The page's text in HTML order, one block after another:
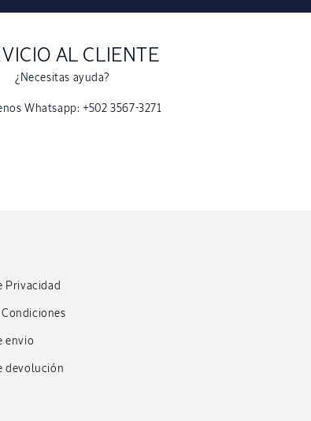
AL CLIENTE
¿Necesitas ayuda?
Whatsapp: +502 3567-3271
Privacidad
Condiciones
envio
devolución